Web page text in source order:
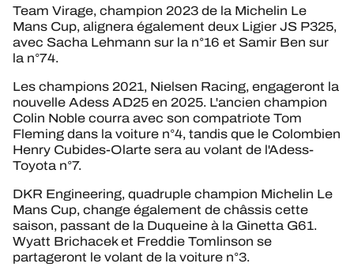
Team Virage, champion 2023 de la Michelin Le
Mans Cup, alignera également deux Ligier JS P325,
avec Sacha Lehmann sur la n°16 et Samir Ben sur
la n°74.
Les champions 2021, Nielsen Racing, engageront la
nouvelle Adess AD25 en 2025. L'ancien champion
Colin Noble courra avec son compatriote Tom
Fleming dans la voiture n°4, tandis que le Colombien
Henry Cubides-Olarte sera au volant de l'Adess-
Toyota n°7.
DKR Engineering, quadruple champion Michelin Le
Mans Cup, change également de châssis cette
saison, passant de la Duqueine à la Ginetta G61.
Wyatt Brichacek et Freddie Tomlinson se
partageront le volant de la voiture n°3.